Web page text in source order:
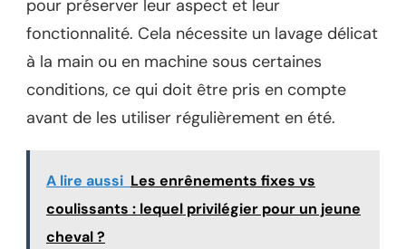
pour préserver leur aspect et leur
fonctionnalité. Cela nécessite un lavage délicat
à la main ou en machine sous certaines
conditions, ce qui doit être pris en compte
avant de les utiliser régulièrement en été.
A lire aussi Les enrênements fixes vs
coulissants : lequel privilégier pour un jeune
cheval ?